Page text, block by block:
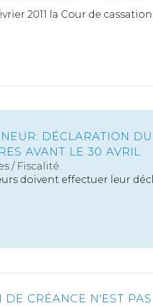
2011 la Cour de
DÉCLARATION DU
AVANT LE 30 AVRIL
/ Fiscalité
doivent effectuer leur
DE CRÉANCE N'EST